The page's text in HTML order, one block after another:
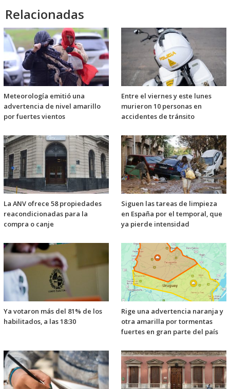
Relacionadas
Meteorología emitió una
advertencia de nivel amarillo
por fuertes vientos
Entre el viernes y este lunes
murieron 10 personas en
accidentes de tránsito
La ANV ofrece 58 propiedades
reacondicionadas para la
compra o canje
Siguen las tareas de limpieza
en España por el temporal, que
ya pierde intensidad
Ya votaron más del 81% de los
habilitados, a las 18:30
Rige una advertencia naranja y
otra amarilla por tormentas
fuertes en gran parte del país